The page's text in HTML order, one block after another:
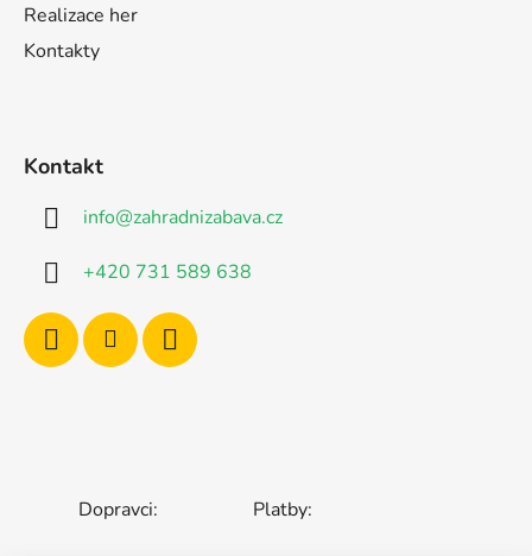
Realizace her
Kontakty
Kontakt
info@zahradnizabava.cz
+420 731 589 638
Dopravci: Platby: